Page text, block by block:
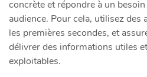
concrète et répondre à un
audience. Pour cela, utilisez des
les premières secondes, et
délivrer des informations utiles
exploitables.